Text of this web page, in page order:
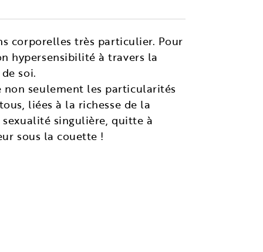
corporelles très particulier. Pour
hypersensibilité à travers la
soi.
non seulement les particularités
liées à la richesse de la
singulière, quitte à
sous la couette !